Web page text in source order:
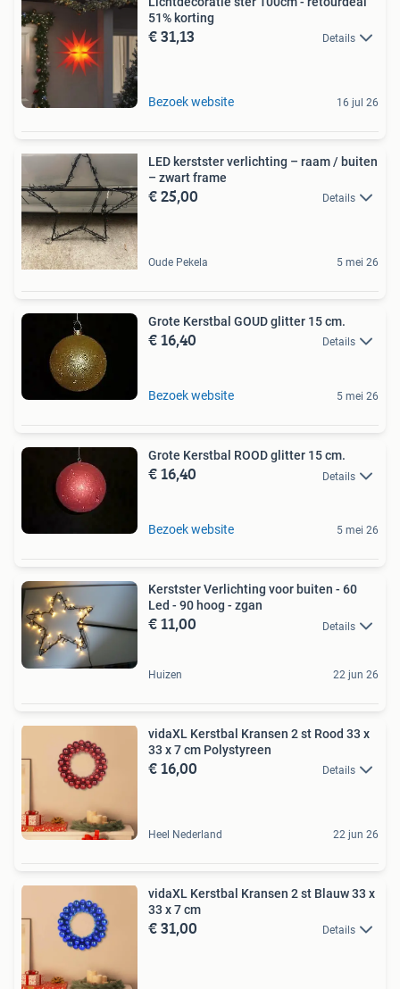
51% korting
€ 31,13 Details
Bezoek website 16 jul 26
LED kerstster verlichting – raam / buiten
– zwart frame
€ 25,00 Details
Oude Pekela 5 mei 26
Grote Kerstbal GOUD glitter 15 cm.
€ 16,40 Details
Bezoek website 5 mei 26
Grote Kerstbal ROOD glitter 15 cm.
€ 16,40 Details
Bezoek website 5 mei 26
Kerstster Verlichting voor buiten - 60
Led - 90 hoog - zgan
€ 11,00 Details
Huizen 22 jun 26
vidaXL Kerstbal Kransen 2 st Rood 33 x
33 x 7 cm Polystyreen
€ 16,00 Details
Heel Nederland 22 jun 26
vidaXL Kerstbal Kransen 2 st Blauw 33 x
33 x 7 cm
€ 31,00 Details